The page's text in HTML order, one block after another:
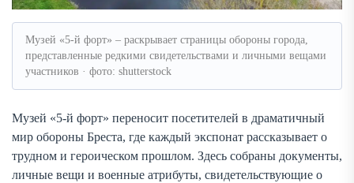
Музей «5-й форт» – раскрывает страницы обороны города,
представленные редкими свидетельствами и личными вещами
участников · фото: shutterstock
Музей «5-й форт» переносит посетителей в драматичный
мир обороны Бреста, где каждый экспонат рассказывает о
трудном и героическом прошлом. Здесь собраны документы,
личные вещи и военные атрибуты, свидетельствующие о